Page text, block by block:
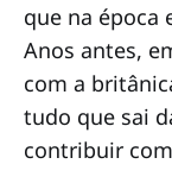
que na época
Anos antes,
com a
tudo que sai
contribuir